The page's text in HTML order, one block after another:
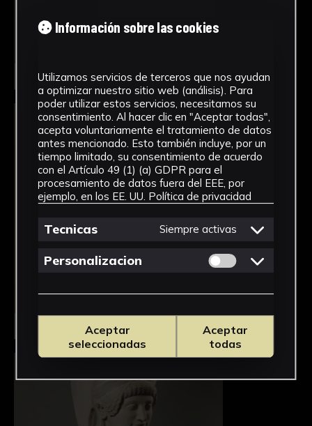
Seleccionar
Seleccionar
Información sobre las cookies
Utilizamos servicios de terceros que nos ayudan
a optimizar nuestro sitio web (análisis). Para
poder utilizar estos servicios, necesitamos su
consentimiento. Al hacer clic en "Aceptar todas",
acepta voluntariamente el tratamiento de datos
antes mencionado. Esto también incluye, por un
tiempo limitado, su consentimiento de acuerdo
con el Artículo 49 (1) (a) GDPR para el
procesamiento de datos fuera del EEE, por
ejemplo, en los EE. UU. Política de privacidad
Tecnicas Siempre activas
Personalizacion Permitir cookies
Aceptar
seleccionadas
Aceptar
todas